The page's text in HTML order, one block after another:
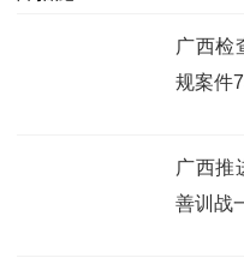
广西检
规案件
广西推
善训战